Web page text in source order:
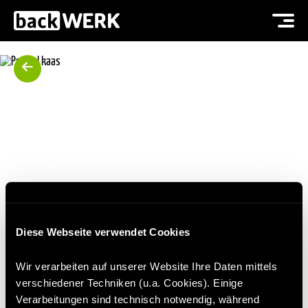
Diese Webseite verwendet Cookies
Wir verarbeiten auf unserer Website Ihre Daten mittels
verschiedener Techniken (u.a. Cookies). Einige
Verarbeitungen sind technisch notwendig, während
PRETZEL KAAS